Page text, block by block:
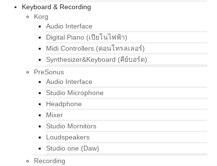
Keyboard & Recording
Korg
Audio Interface
Digital Piano (เปียโนไฟฟ้า)
Midi Controllers (คอนโทรลเลอร์)
Synthesizer&Keyboard (คีย์บอร์ด)
PreSonus
Audio Interface
Studio Microphone
Headphone
Mixer
Studio Mornitors
Loudspeakers
Studio one (Daw)
Recording